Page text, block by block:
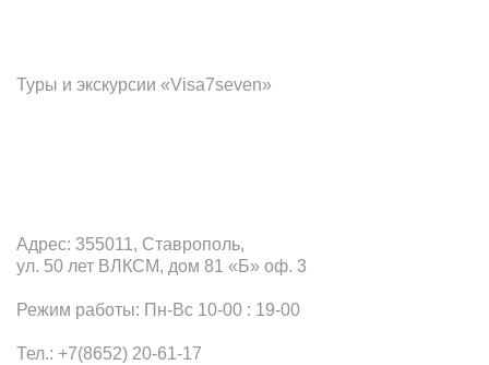
Адрес: 355011, Ставрополь,
ул. 50 лет ВЛКСМ, дом 81 «Б» оф. 3
Режим работы: Пн-Вс 10-00 : 19-00
Тел.: +7(8652) 20-61-17
Туры и экскурсии «Visa7seven»